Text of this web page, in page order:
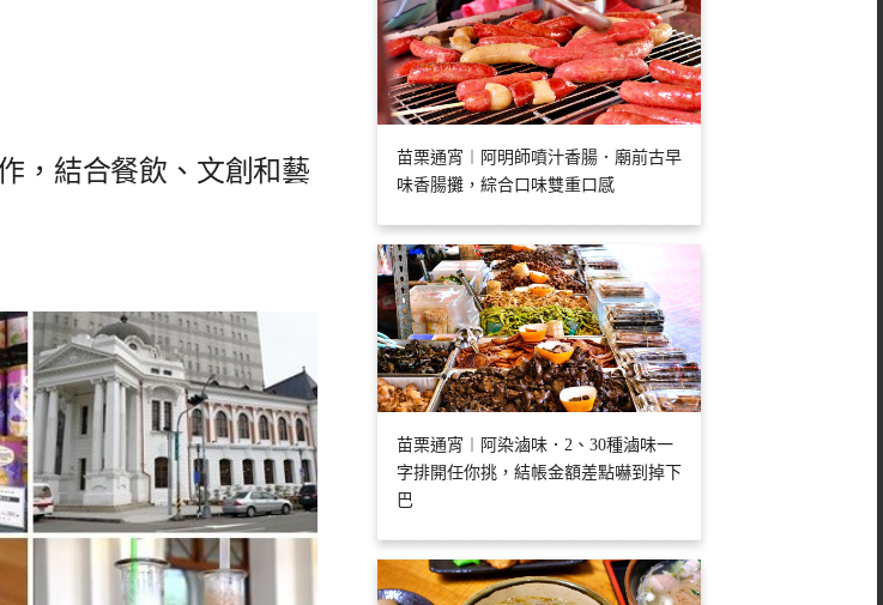
，結合餐飲、文創和藝
苗栗通宵︱阿明師噴汁香腸．廟前古早
味香腸攤，綜合口味雙重口感
苗栗通宵︱阿染滷味．2、30種滷味一
字排開任你挑，結帳金額差點嚇到掉下
巴